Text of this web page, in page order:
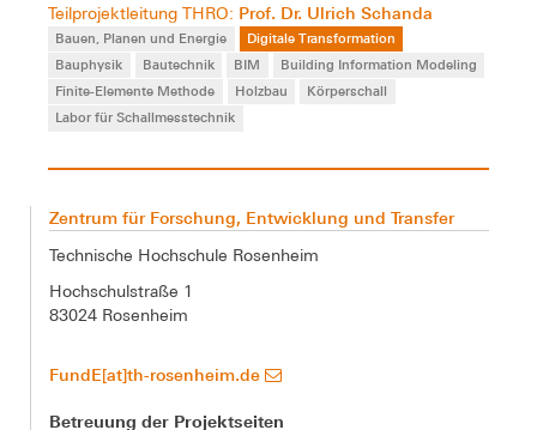
Teilprojektleitung THRO: Prof. Dr. Ulrich Schanda
Bauen, Planen und Energie
Digitale Transformation
Bauphysik
Bautechnik BIM
Building Information Modeling
Finite-Elemente Methode
Holzbau
Körperschall
Labor für Schallmesstechnik
Zentrum für Forschung, Entwicklung und Transfer
Technische Hochschule Rosenheim
Hochschulstraße 1
83024 Rosenheim
FundE[at]th-rosenheim.de
Betreuung der Projektseiten